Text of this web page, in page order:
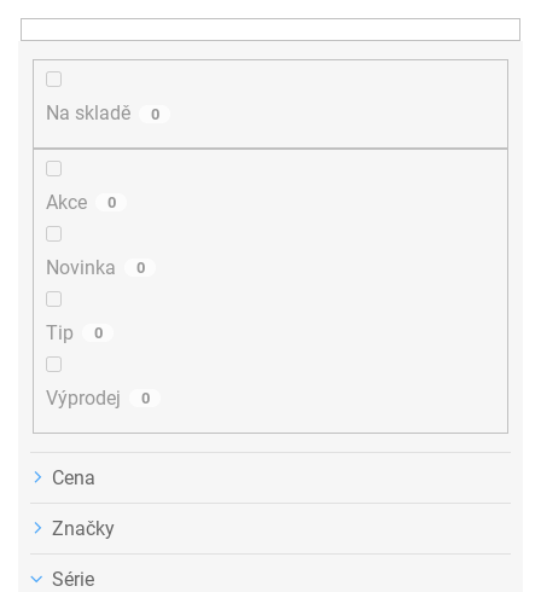
n
Na skladě 0
Akce 0
Novinka 0
Tip 0
Výprodej 0
Cena
Značky
Série